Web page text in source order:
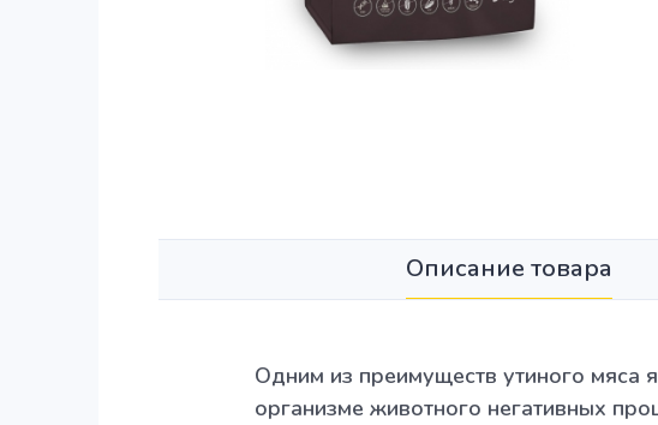
Описание товара
Одним из преимуществ утиного мяса
организме животного негативных